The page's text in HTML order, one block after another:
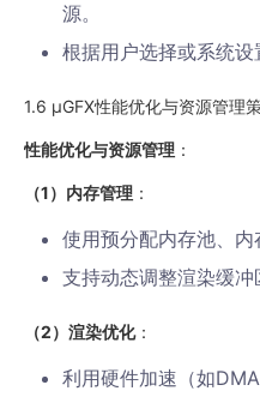
源。
根据用户选择或系统设
1.6 µGFX性能优化与资源管理
性能优化与资源管理 ：
（1）内存管理 ：
使用预分配内存池、内
支持动态调整渲染缓冲
（2）渲染优化：
利用硬件加速（如